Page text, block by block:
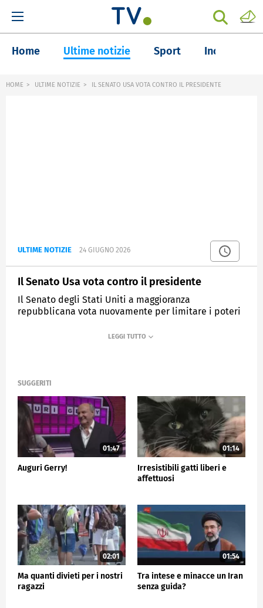
Home Ultime notizie Sport Inchieste
HOME ULTIME NOTIZIE IL SENATO USA VOTA CONTRO IL PRESIDENTE
ULTIME NOTIZIE 24 GIUGNO 2026
Il Senato Usa vota contro il presidente
Il Senato degli Stati Uniti a maggioranza
repubblicana vota nuovamente per limitare i poteri
SUGGERITI
01:47
Auguri Gerry!
01:14
Irresistibili gatti liberi e
affettuosi
02:01
Ma quanti divieti per i nostri
ragazzi
01:54
Tra intese e minacce un Iran
senza guida?